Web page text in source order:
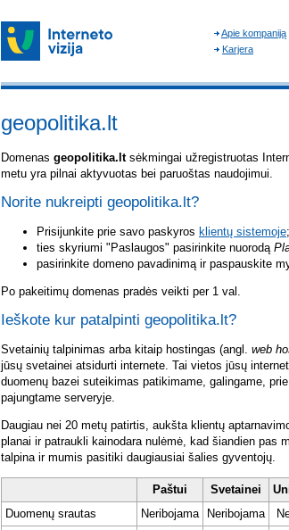
geopolitika.lt
Domenas geopolitika.ltsėkmingai užregistruotas
metu yra pilnai aktyvuotas bei paruoštas naudojimui.
Norite nukreipti geopolitika.lt?
Prisijunkite prie savo paskyros klientų sistemoje;
ties skyriumi "Paslaugos" pasirinkite nuorodą
pasirinkite domeno pavadinimą ir paspauskite
Po pakeitimų domenas pradės veikti per 1 val.
Ieškote kur patalpinti geopolitika.lt?
Svetainių talpinimas arba kitaip hostingas (angl. web
jūsų svetainei atsidurti internete. Tai vietos jūsų
duomenų bazei suteikimas patikimame, galingame,
pajungtame serveryje.
Daugiau nei 20 metų patirtis, aukšta klientų
planai ir patraukli kainodara nulėmė, kad šiandien pas
talpina ir mumis pasitiki daugiausiai šalies gyventojų.
Paštui Svetainei
Duomenų srautas
Neribojama Neribojama